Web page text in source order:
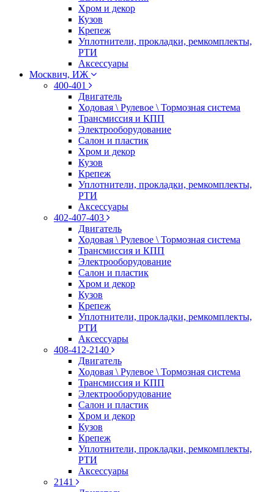
Хром и декор
Кузов
Крепеж
Уплотнители, прокладки, ремкомплекты,
РТИ
Аксессуары
Москвич, ИЖ
400-401
Двигатель
Ходовая \ Рулевое \ Тормозная система
Трансмиссия и КПП
Электрооборудование
Салон и пластик
Хром и декор
Кузов
Крепеж
Уплотнители, прокладки, ремкомплекты,
РТИ
Аксессуары
402-407-403
Двигатель
Ходовая \ Рулевое \ Тормозная система
Трансмиссия и КПП
Электрооборудование
Салон и пластик
Хром и декор
Кузов
Крепеж
Уплотнители, прокладки, ремкомплекты,
РТИ
Аксессуары
408-412-2140
Двигатель
Ходовая \ Рулевое \ Тормозная система
Трансмиссия и КПП
Электрооборудование
Салон и пластик
Хром и декор
Кузов
Крепеж
Уплотнители, прокладки, ремкомплекты,
РТИ
Аксессуары
2141